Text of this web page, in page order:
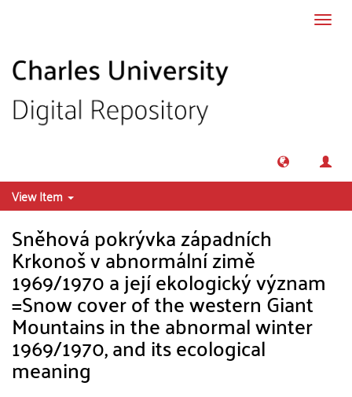
View Item
Sněhová pokrývka západních
Krkonoš v abnormální zimě
1969/1970 a její ekologický význam
=Snow cover of the western Giant
Mountains in the abnormal winter
1969/1970, and its ecological
meaning